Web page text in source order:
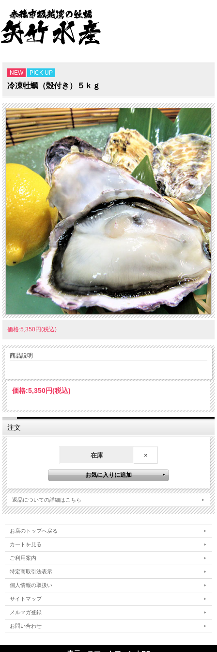
NEW PICK UP
冷凍牡蠣（殻付き）５ｋｇ
価格:5,350円(税込)
商品説明
価格:5,350円(税込)
注文
在庫 ×
返品についての詳細はこちら
お店のトップへ戻る
カートを見る
ご利用案内
特定商取引法表示
個人情報の取扱い
サイトマップ
メルマガ登録
お問い合わせ